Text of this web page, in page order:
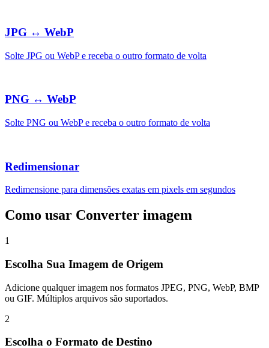
JPG ↔ WebP
Solte JPG ou WebP e receba o outro formato de volta
PNG ↔ WebP
Solte PNG ou WebP e receba o outro formato de volta
Redimensionar
Redimensione para dimensões exatas em pixels em segundos
Como usar Converter imagem
1
Escolha Sua Imagem de Origem
Adicione qualquer imagem nos formatos JPEG, PNG, WebP, BMP
ou GIF. Múltiplos arquivos são suportados.
2
Escolha o Formato de Destino